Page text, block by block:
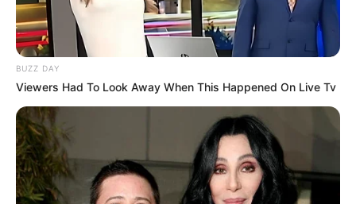
10 Pose Manekin Anti
Mainstream yang Konyol
Banget
BUZZ DAY
Viewers Had To Look Away When This Happened On Live Tv